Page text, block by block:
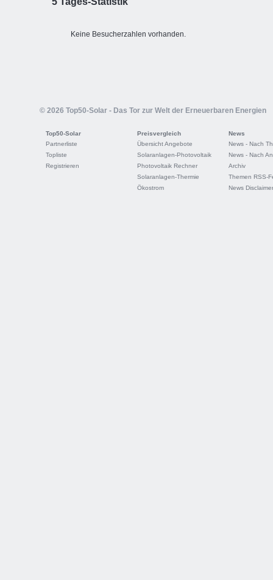
Keine Besucherzahlen vorhanden.
© 2026 Top50-Solar - Das Tor zur Welt der Erneuerbaren Energien
Top50-Solar
Partnerliste
Topliste
Registrieren
Preisvergleich
Übersicht Angebote
Solaranlagen-Photovoltaik
Photovoltaik Rechner
Solaranlagen-Thermie
Ökostrom
News
News - Nach
News - Nach
Archiv
Themen RSS-
News Disclaimer